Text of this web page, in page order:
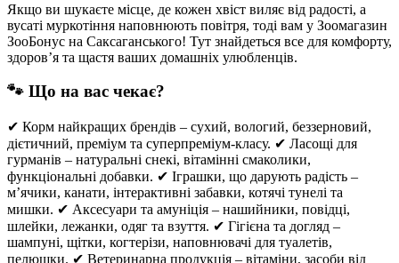
Якщо ви шукаєте місце, де кожен хвіст виляє від радості, а
вусаті муркотіння наповнюють повітря, тоді вам у Зоомагазин
ЗооБонус на Саксаганського! Тут знайдеться все для комфорту,
здоров’я та щастя ваших домашніх улюбленців.
🐾 Що на вас чекає?
✔ Корм найкращих брендів – сухий, вологий, беззерновий,
дієтичний, преміум та суперпреміум-класу. ✔ Ласощі для
гурманів – натуральні снекі, вітамінні смаколики,
функціональні добавки. ✔ Іграшки, що дарують радість –
м’ячики, канати, інтерактивні забавки, котячі тунелі та
мишки. ✔ Аксесуари та амуніція – нашийники, повідці,
шлейки, лежанки, одяг та взуття. ✔ Гігієна та догляд –
шампуні, щітки, когтерізи, наповнювачі для туалетів,
пелюшки. ✔ Ветеринарна продукція – вітаміни, засоби від